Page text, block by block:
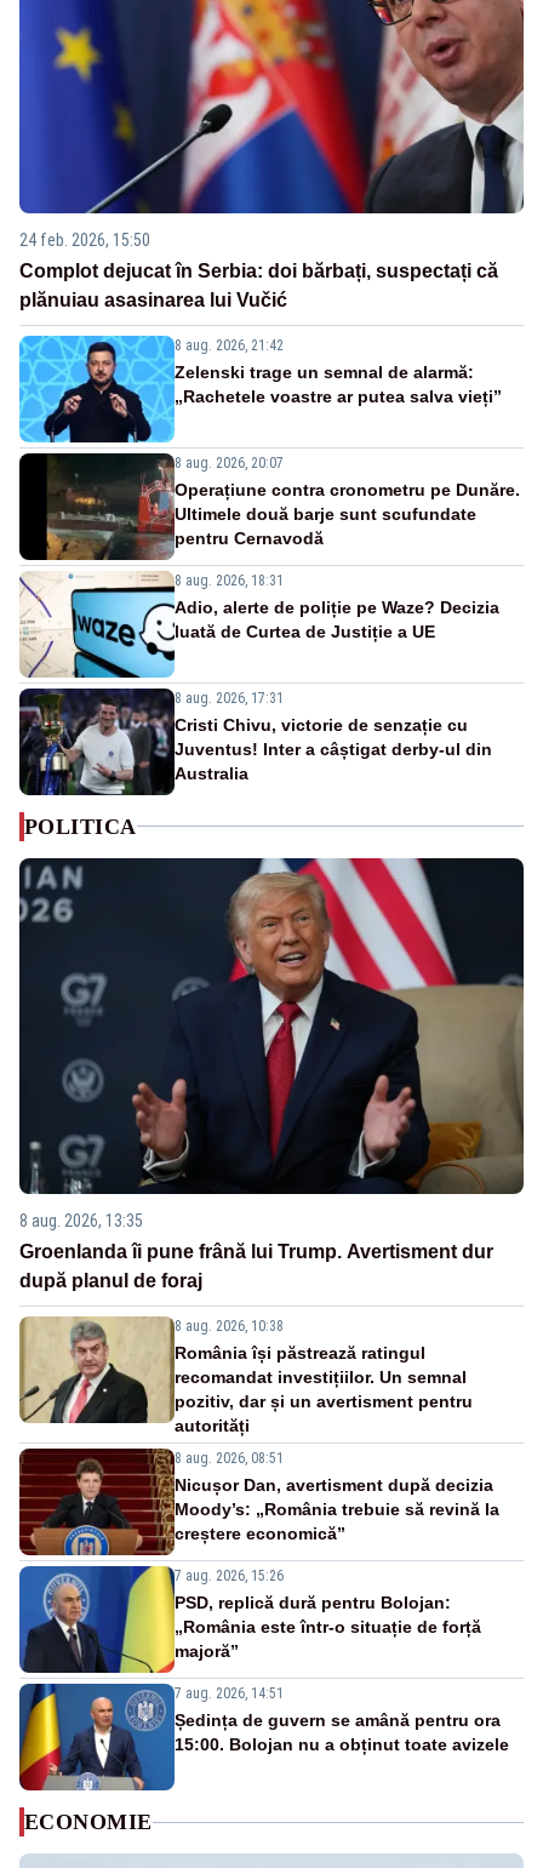
24 feb. 2026, 15:50
Complot dejucat în Serbia: doi bărbați, suspectați că
plănuiau asasinarea lui Vučić
8 aug. 2026, 21:42
Zelenski trage un semnal de alarmă:
„Rachetele voastre ar putea salva vieți”
8 aug. 2026, 20:07
Operațiune contra cronometru pe Dunăre.
Ultimele două barje sunt scufundate
pentru Cernavodă
8 aug. 2026, 18:31
Adio, alerte de poliție pe Waze? Decizia
luată de Curtea de Justiție a UE
8 aug. 2026, 17:31
Cristi Chivu, victorie de senzație cu
Juventus! Inter a câștigat derby-ul din
Australia
POLITICA
8 aug. 2026, 13:35
Groenlanda îi pune frână lui Trump. Avertisment dur
după planul de foraj
8 aug. 2026, 10:38
România își păstrează ratingul
recomandat investițiilor. Un semnal
pozitiv, dar și un avertisment pentru
autorități
8 aug. 2026, 08:51
Nicușor Dan, avertisment după decizia
Moody’s: „România trebuie să revină la
creștere economică”
7 aug. 2026, 15:26
PSD, replică dură pentru Bolojan:
„România este într-o situație de forță
majoră”
7 aug. 2026, 14:51
Ședința de guvern se amână pentru ora
15:00. Bolojan nu a obținut toate avizele
ECONOMIE